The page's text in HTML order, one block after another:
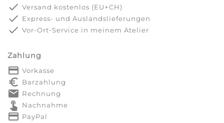
done Versand kostenlos (EU+CH)
done Express- und Auslandslieferungen
done Vor-Ort-Service in meinem Atelier
Zahlung
payment Vorkasse
euro_symbol Barzahlung
markunread Rechnung
touch_app Nachnahme
credit_card PayPal